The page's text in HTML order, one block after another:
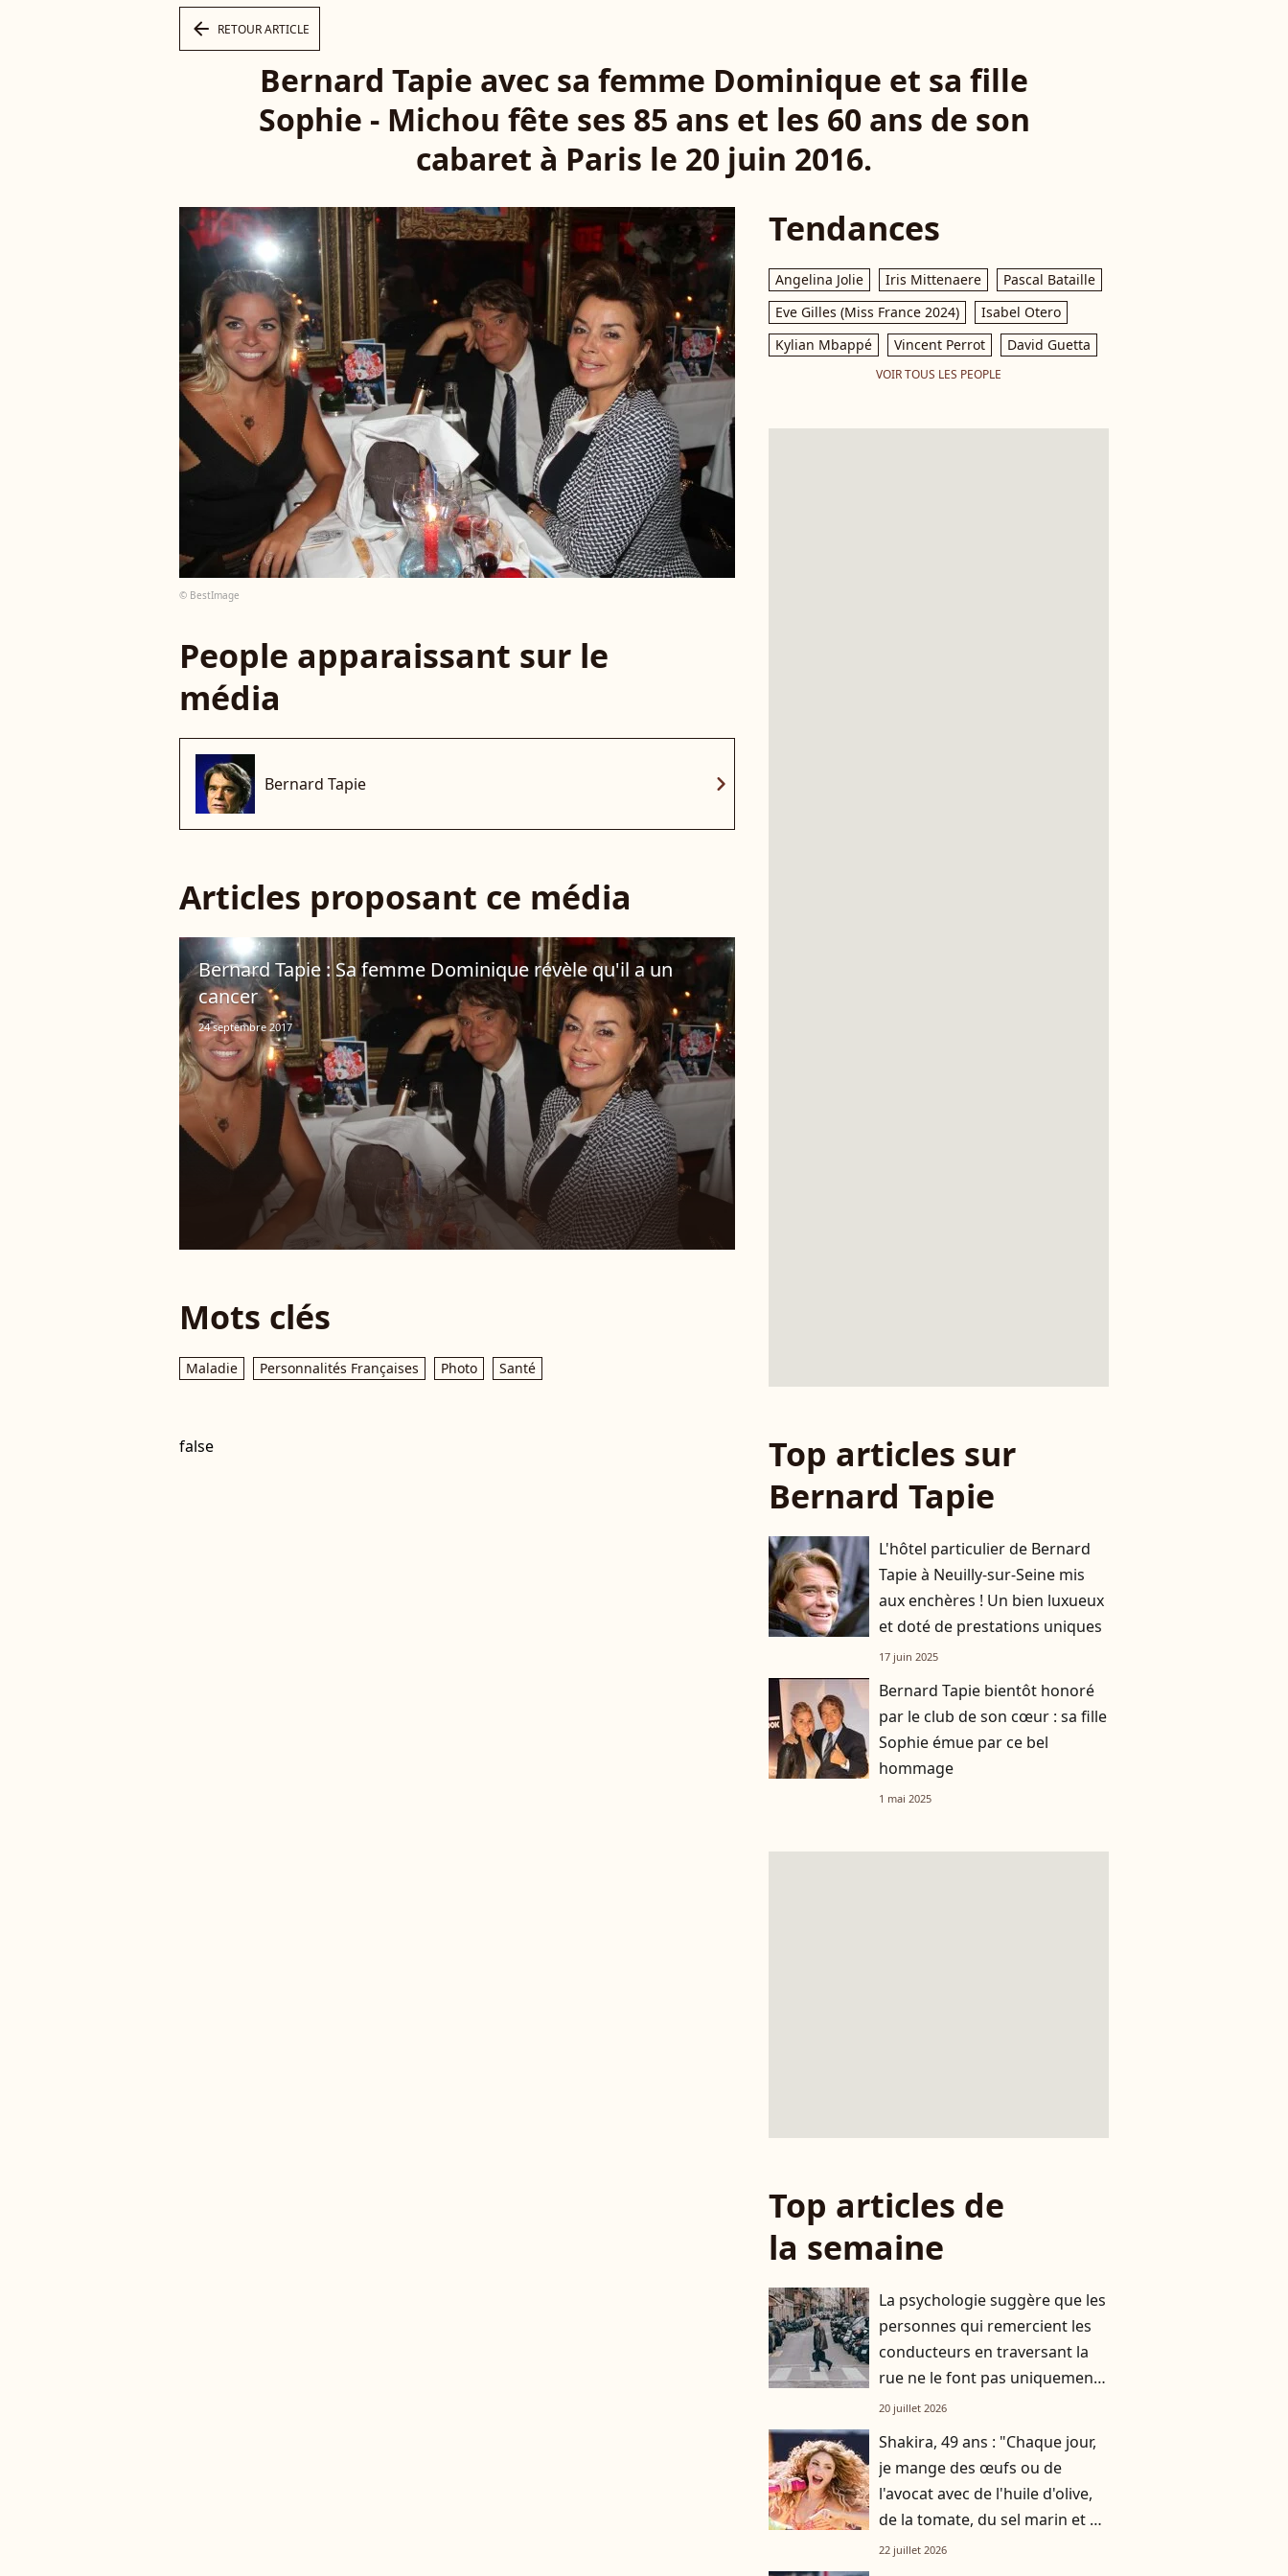
arrow_left RETOUR ARTICLE
Bernard Tapie avec sa femme Dominique et sa fille
Sophie - Michou fête ses 85 ans et les 60 ans de son
cabaret à Paris le 20 juin 2016.
© BestImage
People apparaissant sur le
média
Bernard Tapie chevron_right
Articles proposant ce média
Bernard Tapie : Sa femme Dominique révèle qu'il a un
cancer
24 septembre 2017
Mots clés
Maladie Personnalités Françaises Photo Santé
false
Tendances
Angelina Jolie Iris Mittenaere
Pascal Bataille
Eve Gilles (Miss France 2024)
Isabel Otero
Kylian Mbappé
Vincent Perrot David Guetta
VOIR TOUS LES PEOPLE
Top articles sur
Bernard Tapie
L'hôtel particulier de Bernard
Tapie à Neuilly-sur-Seine mis
aux enchères ! Un bien luxueux
et doté de prestations uniques
17 juin 2025
Bernard Tapie bientôt honoré
par le club de son cœur : sa fille
Sophie émue par ce bel
hommage
1 mai 2025
Top articles de
la semaine
La psychologie suggère que les
personnes qui remercient les
conducteurs en traversant la
rue ne le font pas uniquement
par gratitude
20 juillet 2026
Shakira, 49 ans : "Chaque jour,
je mange des œufs ou de
l'avocat avec de l'huile d'olive,
de la tomate, du sel marin et un
smoothie"
22 juillet 2026